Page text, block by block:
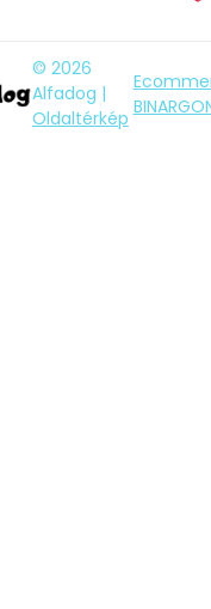
© 2026
Alfadog |
Oldaltérkép